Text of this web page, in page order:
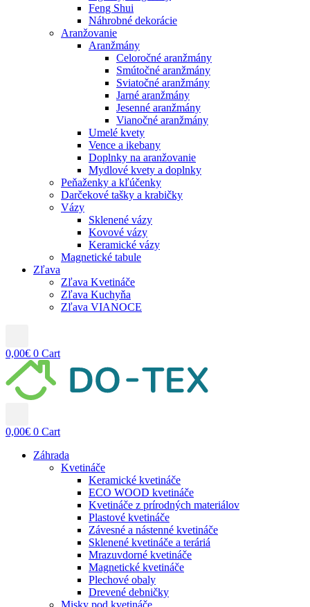
Feng Shui
Náhrobné dekorácie
Aranžovanie
Aranžmány
Celoročné aranžmány
Smútočné aranžmány
Sviatočné aranžmány
Jarné aranžmány
Jesenné aranžmány
Vianočné aranžmány
Umelé kvety
Vence a ikebany
Doplnky na aranžovanie
Mydlové kvety a doplnky
Peňaženky a kľúčenky
Darčekové tašky a krabičky
Vázy
Sklenené vázy
Kovové vázy
Keramické vázy
Magnetické tabule
Zľava
Zľava Kvetináče
Zľava Kuchyňa
Zľava VIANOCE
0,00€ 0 Cart
0,00€ 0 Cart
Záhrada
Kvetináče
Keramické kvetináče
ECO WOOD kvetináče
Kvetináče z prírodných materiálov
Plastové kvetináče
Závesné a nástenné kvetináče
Sklenené kvetináče a teráriá
Mrazuvdorné kvetináče
Magnetické kvetináče
Plechové obaly
Drevené debničky
Misky pod kvetináče